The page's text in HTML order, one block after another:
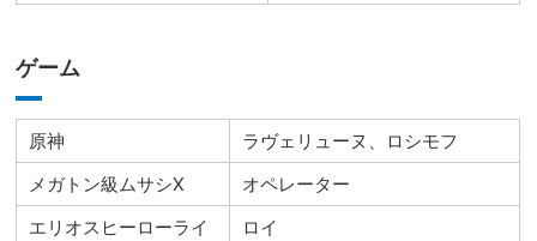
ゲーム
原神
ラヴェリューヌ、ロシモフ
メガトン級ムサシX
オペレーター
エリオスヒーローライ
ロイ